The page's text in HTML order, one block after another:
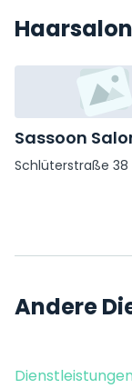
Sassoon
Schlüterstraße 38
Andere